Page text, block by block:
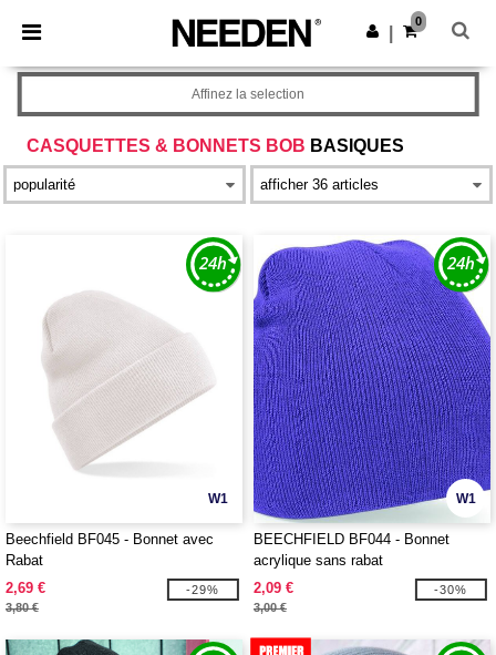
× Appli Needen
Meilleurs prix sur l’app !
Obtenir l'appli
0
CASQUETTES & BONNETS BOB BASIQUES
Affinez la selection
W1
Beechfield BF045 - Bonnet avec
Rabat
2,69 €
3,80 €
-29%
W1
BEECHFIELD BF044 - Bonnet
acrylique sans rabat
2,09 €
3,00 €
-30%